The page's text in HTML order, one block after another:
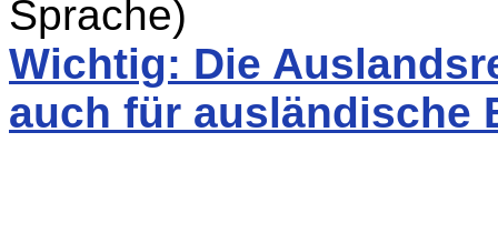
Sprache)
Wichtig: Die
auch für ausländische